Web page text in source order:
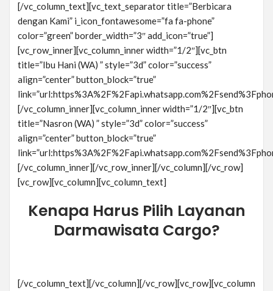
[/vc_column_text][vc_text_separator title=”Berbicara
dengan Kami” i_icon_fontawesome=”fa fa-phone”
color=”green” border_width=”3″ add_icon=”true”]
[vc_row_inner][vc_column_inner width=”1/2″][vc_btn
title=”Ibu Hani (WA) ” style=”3d” color=”success”
align=”center” button_block=”true”
[/vc_column_inner][vc_column_inner width=”1/2″][vc_btn
title=”Nasron (WA) ” style=”3d” color=”success”
align=”center” button_block=”true”
[/vc_column_inner][/vc_row_inner][/vc_column][/vc_row]
[vc_row][vc_column][vc_column_text]
Kenapa Harus Pilih Layanan
Darmawisata Cargo?
[/vc_column_text][/vc_column][/vc_row][vc_row][vc_column